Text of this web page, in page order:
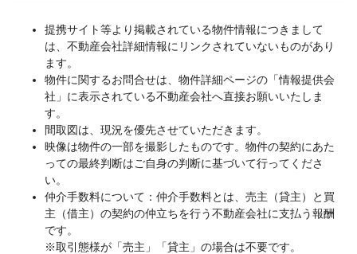
提携サイト等より掲載されている物件情報につきまして
は、不動産会社詳細情報にリンクされていないものがあり
ます。
物件に関するお問合せは、物件詳細ページの「情報提供会
社」に表示されている不動産会社へ直接お願いいたしま
す。
間取図は、現況を優先させていただきます。
映像は物件の一部を撮影したものです。物件の契約にあた
っての最終判断はご自身の判断に基づいて行ってくださ
い。
仲介手数料について：仲介手数料とは、売主（貸主）と買
主（借主）の契約の仲立ちを行う不動産会社に支払う報酬
です。
※取引態様が「売主」「貸主」の場合は不要です。